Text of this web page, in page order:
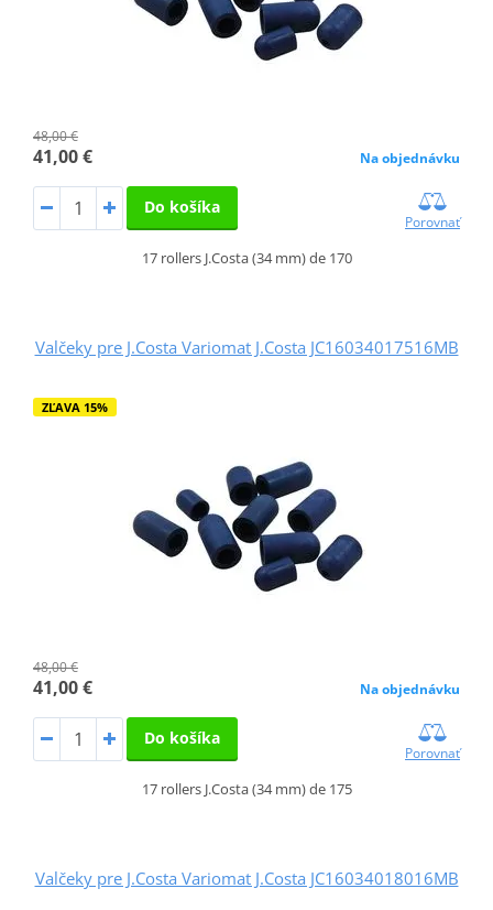
48,00 €
41,00 € Na objednávku
Do košíka
Porovnať
17 rollers J.Costa (34 mm) de 170
Valčeky pre J.Costa Variomat J.Costa JC16034017516MB
ZĽAVA 15%
48,00 €
41,00 € Na objednávku
Do košíka
Porovnať
17 rollers J.Costa (34 mm) de 175
Valčeky pre J.Costa Variomat J.Costa JC16034018016MB